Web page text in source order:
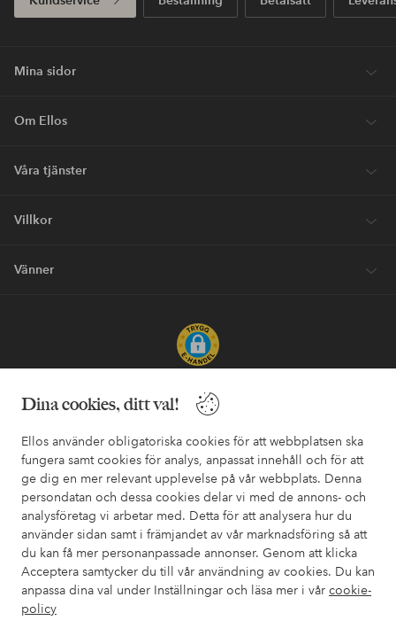
Dina cookies, ditt val!
Ellos använder obligatoriska cookies för att webbplatsen ska
fungera samt cookies för analys, anpassat innehåll och för att
ge dig en mer relevant upplevelse på vår webbplats. Denna
persondatan och dessa cookies delar vi med de annons- och
analysföretag vi arbetar med. Detta för att analysera hur du
använder sidan samt i främjandet av vår marknadsföring så att
du kan få mer personanpassade annonser. Genom att klicka
Acceptera samtycker du till vår användning av cookies. Du kan
anpassa dina val under Inställningar och läsa mer i vår cookie-
policy
Mina sidor
Om Ellos
Våra tjänster
Villkor
Vänner
Säkra betalningar - Betala direkt eller dela upp
Vill du veta mer om
våra betalalternativ
elpy elpy
Sverige - Välj land
Facebook Instagram Pinterest Youtube